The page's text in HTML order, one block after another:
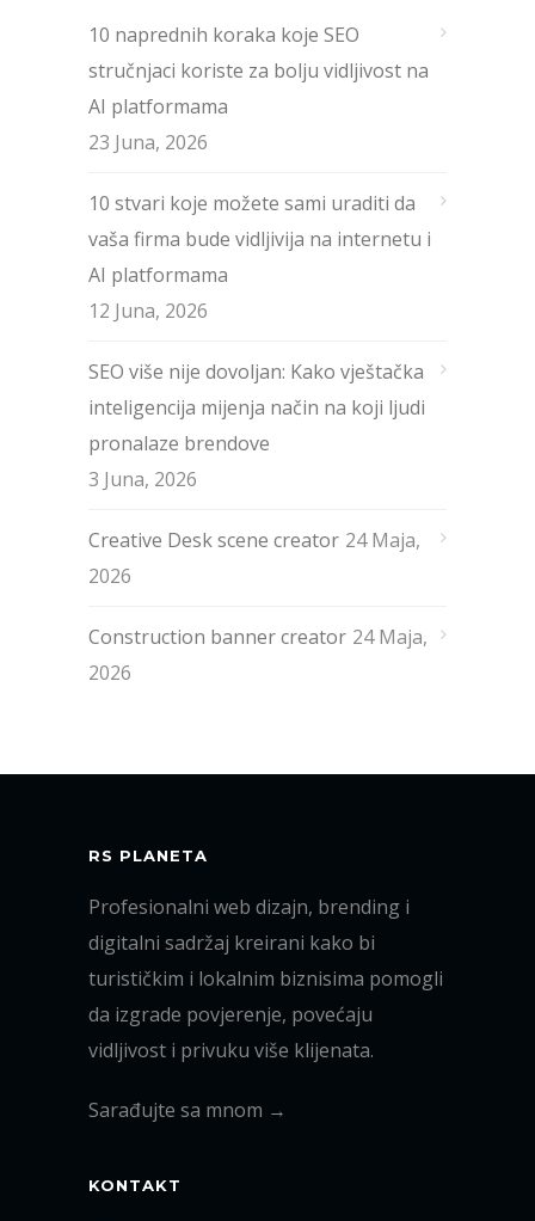
10 naprednih koraka koje SEO
stručnjaci koriste za bolju vidljivost na
AI platformama
23 Juna, 2026
10 stvari koje možete sami uraditi da
vaša firma bude vidljivija na internetu i
AI platformama
12 Juna, 2026
SEO više nije dovoljan: Kako vještačka
inteligencija mijenja način na koji ljudi
pronalaze brendove
3 Juna, 2026
Creative Desk scene creator 24 Maja,
2026
Construction banner creator 24 Maja,
2026
RS PLANETA
Profesionalni web dizajn, brending i
digitalni sadržaj kreirani kako bi
turističkim i lokalnim biznisima pomogli
da izgrade povjerenje, povećaju
vidljivost i privuku više klijenata.
Sarađujte sa mnom →
KONTAKT